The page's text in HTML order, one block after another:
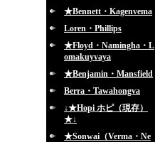
★Bennett・Kagenvema
Loren・Phillips
★Floyd・Namingha・L
omakuyvaya
★Benjamin・Mansfield
Berra・Tawahongva
↓★Hopi ホピ（現存）
★↓
★Sonwai（Verma・Ne